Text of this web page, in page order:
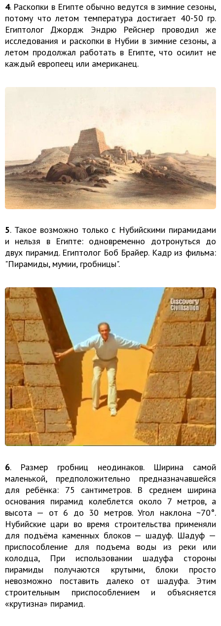
4. Раскопки в Египте обычно ведутся в зимние сезоны,
потому что летом температура достигает 40-50 гр.
Египтолог Джордж Эндрю Рейснер проводил же
исследования и раскопки в Нубии в зимние сезоны, а
летом продолжал работать в Египте, что осилит не
каждый европеец или американец.
5. Такое возможно только с Нубийскими пирамидами
и нельзя в Египте: одновременно дотронуться до
двух пирамид. Египтолог Боб Брайер. Кадр из фильма:
"Пирамиды, мумии, гробницы".
6. Размер гробниц неодинаков. Ширина самой
маленькой, предположительно предназначавшейся
для ребёнка: 75 сантиметров. В среднем ширина
основания пирамид колеблется около 7 метров, а
высота — от 6 до 30 метров. Угол наклона ~70°.
Нубийские цари во время строительства применяли
для подъёма каменных блоков — шадуф. Шадуф —
приспособление для подъема воды из реки или
колодца, При использовании шадуфа стороны
пирамиды получаются крутыми, блоки просто
невозможно поставить далеко от шадуфа. Этим
строительным приспособлением и объясняется
«крутизна» пирамид.